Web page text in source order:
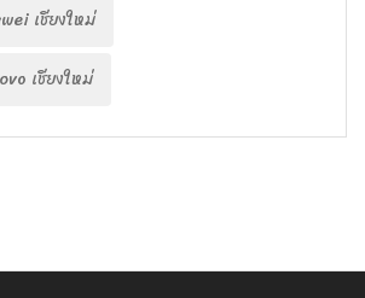
เชียงใหม่
เชียงใหม่